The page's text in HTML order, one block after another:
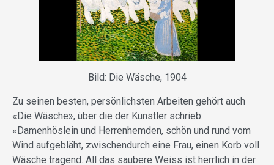
Bild: Die Wäsche, 1904
Zu seinen besten, persönlichsten Arbeiten gehört auch
«Die Wäsche», über die der Künstler schrieb:
«Damenhöslein und Herrenhemden, schön und rund vom
Wind aufgebläht, zwischendurch eine Frau, einen Korb voll
Wäsche tragend. All das saubere Weiss ist herrlich in der